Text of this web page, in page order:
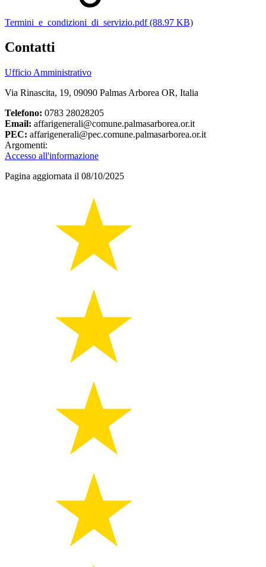
Termini_e_condizioni_di_servizio.pdf (88.97 KB)
Contatti
Ufficio Amministrativo
Via Rinascita, 19, 09090 Palmas Arborea OR, Italia
Telefono: 0783 28028205
Email: affarigenerali@comune.palmasarborea.or.it
PEC: affarigenerali@pec.comune.palmasarborea.or.it
Argomenti:
Accesso all'informazione
Pagina aggiornata il 08/10/2025